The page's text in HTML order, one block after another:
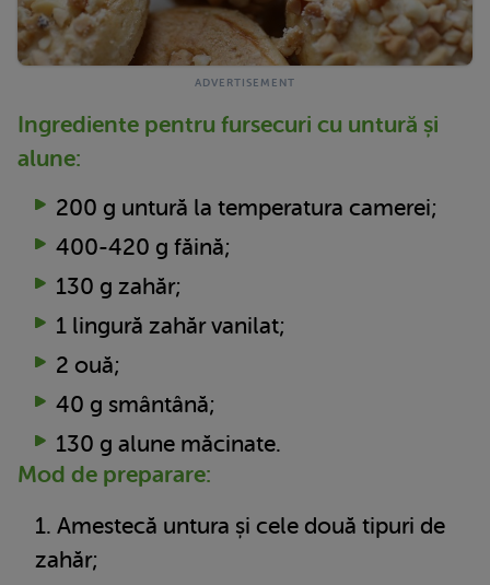
Ingrediente pentru fursecuri cu untură și
alune:
200 g untură la temperatura camerei;
400-420 g făină;
130 g zahăr;
1 lingură zahăr vanilat;
2 ouă;
40 g smântână;
130 g alune măcinate.
Mod de preparare:
Amestecă untura și cele două tipuri de
zahăr;